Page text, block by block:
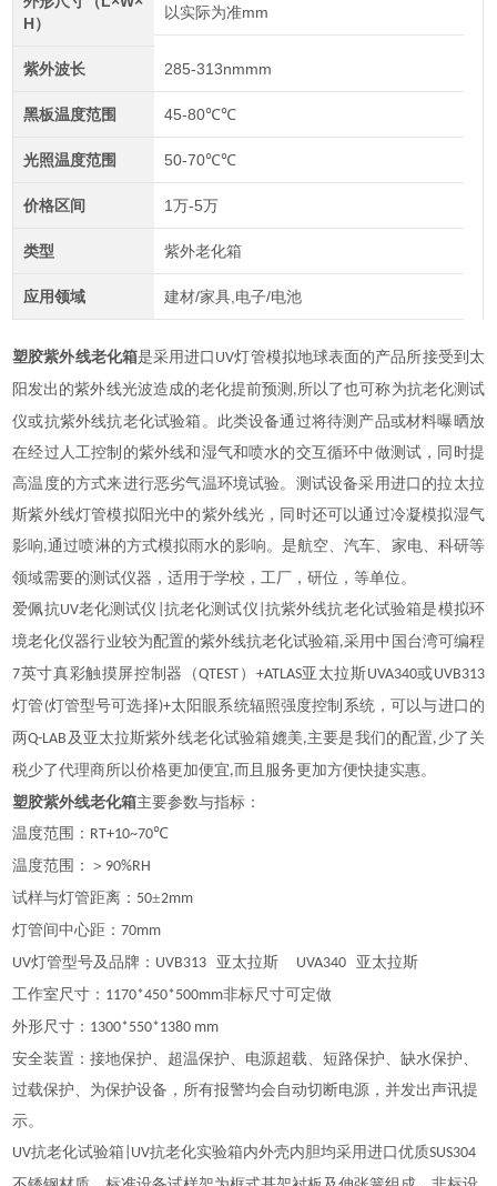
H）
以实际为准mm
紫外波长 285-313nmmm
黑板温度范围 45-80℃℃
光照温度范围 50-70℃℃
价格区间 1万-5万
类型 紫外老化箱
应用领域 建材/家具,电子/电池
塑胶紫外线老化箱是采用进口 UV灯管模拟地球表面的产品所接受到太
阳发出的紫外线光波造成的老化提前预测 ,所以了也可称为抗老化测试
仪或抗紫外线抗老化试验箱。此类设备通过将待测产品或材料曝晒放
在经过人工控制的紫外线和湿气和喷水的交互循环中做测试，同时提
高温度的方式来进行恶劣气温环境试验。测试设备采用进口的拉太拉
斯紫外线灯管模拟阳光中的紫外线光，同时还可以通过冷凝模拟湿气
影响,通过喷淋的方式模拟雨水的影响。是航空、汽车、家电、科研等
领域需要的测试仪器，适用于学校，工厂，研位，等单位。
爱佩抗UV老化测试仪 抗老化测试仪| 抗紫外线抗老化试验箱是模拟环
境老化仪器行业较为配置的紫外线抗老化试验箱,采用中国台湾可编程
7英寸真彩触摸屏控制器（QTEST ） +ATLAS亚太拉斯UVA340或UVB313
灯管 (灯管型号可选择)+太阳眼系统辐照强度控制系统，可以与进口的
两Q-LAB 及亚太拉斯紫外线老化试验箱媲美,主要是我们的配置, 少了关
税少了代理商所以价格更加便宜,而且服务更加方便快捷实惠。
塑胶紫外线老化箱主要参数与指标：
温度范围： RT+10~70℃
温度范围：＞ 90%RH
试样与灯管距离： 50±2mm
灯管间中心距：70mm
UV灯管型号及品牌： UVB313亚太拉斯 UVA340亚太拉斯
工作室尺寸： 1170*450*500mm非标尺寸可定做
外形尺寸： 1300*550*1380 mm
安全装置：接地保护、超温保护、电源超载、短路保护、缺水保护、
过载保护、为保护设备，所有报警均会自动切断电源，并发出声讯提
示。
UV抗老化试验箱 |UV抗老化实验箱内外壳内胆均采用进口优质SUS304